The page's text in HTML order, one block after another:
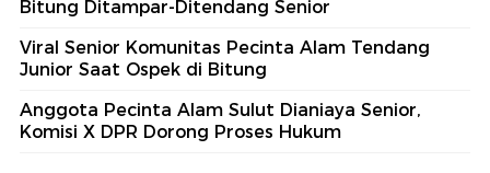
Bitung Ditampar-Ditendang Senior
Viral Senior Komunitas Pecinta Alam Tendang
Junior Saat Ospek di Bitung
Anggota Pecinta Alam Sulut Dianiaya Senior,
Komisi X DPR Dorong Proses Hukum